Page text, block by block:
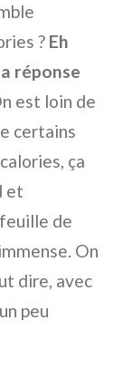
? Eh
réponse
est loin de
certains
ça
et
de
On
dire, avec
peu